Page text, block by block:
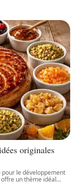
originales
le développement
un thème idéal…